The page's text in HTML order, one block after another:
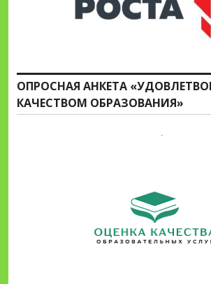
ОПРОСНАЯ АНКЕТА
КАЧЕСТВОМ ОБРАЗОВАНИЯ»